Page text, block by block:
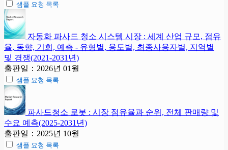
샘플 요청 목록
자동화 파사드 청소 시스템 시장 : 세계 산업 규모, 점유
율, 동향, 기회, 예측 - 유형별, 용도별, 최종사용자별, 지역별
및 경쟁(2021-2031년)
출판일：2026년 01월
샘플 요청 목록
파사드청소 로봇 : 시장 점유율과 순위, 전체 판매량 및
수요 예측(2025-2031년)
출판일：2025년 10월
샘플 요청 목록